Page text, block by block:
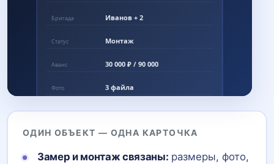
Бригада Иванов + 2
Статус Монтаж
Аванс 30 000 ₽ / 90 000
Фото 3 файла
ОДИН ОБЪЕКТ — ОДНА КАРТОЧКА
Замер и монтаж связаны: размеры, фото,